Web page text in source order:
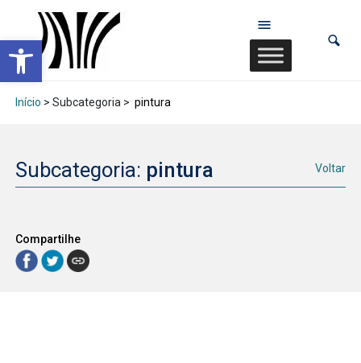
Abrir a barra de ferramentas
Início > Subcategoria > pintura
Subcategoria: pintura Voltar
Compartilhe